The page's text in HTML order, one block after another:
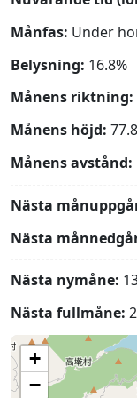
Månfas: Under
Belysning: 16.8%
Månens riktning:
Månens höjd:
Månens avstånd:
Nästa
Nästa
Nästa nymåne:
Nästa fullmåne:
+
−